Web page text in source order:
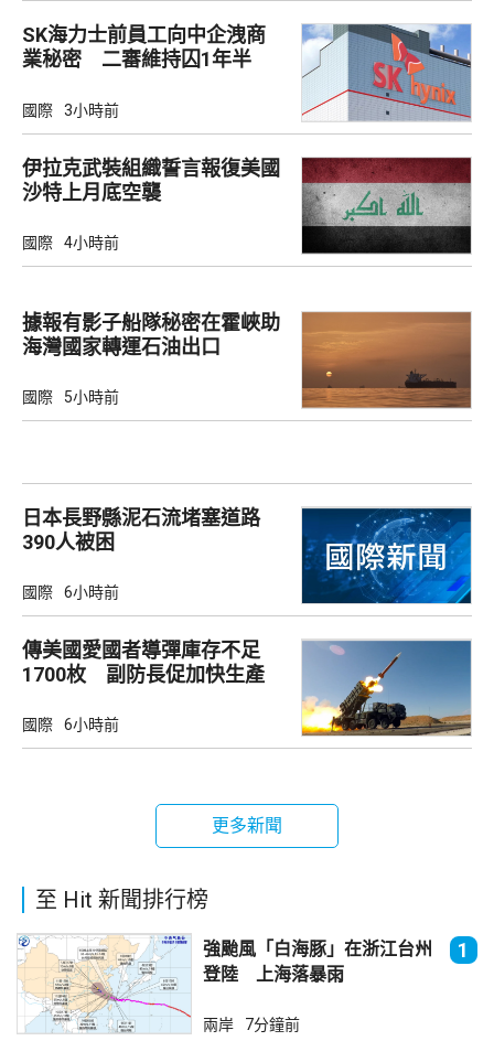
SK海力士前員工向中企洩商
業秘密 二審維持囚1年半
國際 3小時前
伊拉克武裝組織誓言報復美國
沙特上月底空襲
國際 4小時前
據報有影子船隊秘密在霍峽助
海灣國家轉運石油出口
國際 5小時前
日本長野縣泥石流堵塞道路
390人被困
國際 6小時前
傳美國愛國者導彈庫存不足
1700枚 副防長促加快生產
國際 6小時前
更多新聞
至 Hit 新聞排行榜
強颱風「白海豚」在浙江台州
登陸 上海落暴雨
1
兩岸 7分鐘前